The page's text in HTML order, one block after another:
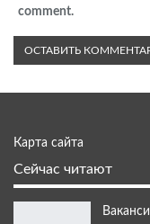
comment.
Карта сайта
Сейчас читают